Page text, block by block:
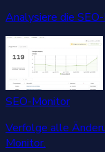
Analysiere die
SEO-Monitor
Verfolge alle
Monitor.